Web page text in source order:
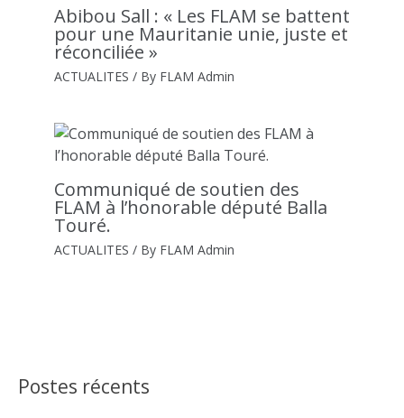
Abibou Sall : « Les FLAM se battent
pour une Mauritanie unie, juste et
réconciliée »
ACTUALITES / By FLAM Admin
Communiqué de soutien des
FLAM à l’honorable député Balla
Touré.
ACTUALITES / By FLAM Admin
Postes récents